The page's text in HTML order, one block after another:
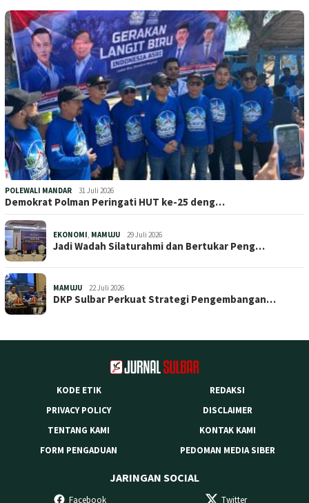
POLEWALI MANDAR 31 Juli 2026
Demokrat Polman Peringati HUT ke-25 deng…
EKONOMI, MAMUJU 29 Juli 2026
Jadi Wadah Silaturahmi dan Bertukar Peng…
MAMUJU 22 Juli 2026
DKP Sulbar Perkuat Strategi Pengembangan…
KODE ETIK
REDAKSI
PRIVACY POLICY
DISCLAIMER
TENTANG KAMI
KONTAK KAMI
FORM PENGADUAN
PEDOMAN MEDIA SIBER
JARINGAN SOCIAL
Facebook Twitter